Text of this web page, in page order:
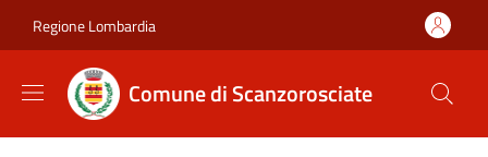
Regione Lombardia
Comune di Scanzorosciate